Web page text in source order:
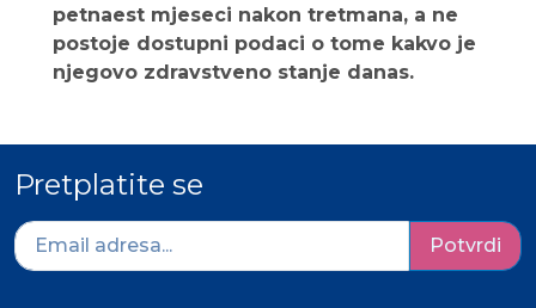
petnaest mjeseci nakon tretmana, a ne
postoje dostupni podaci o tome kakvo je
njegovo zdravstveno stanje danas.
Pretplatite se
Potvrdi